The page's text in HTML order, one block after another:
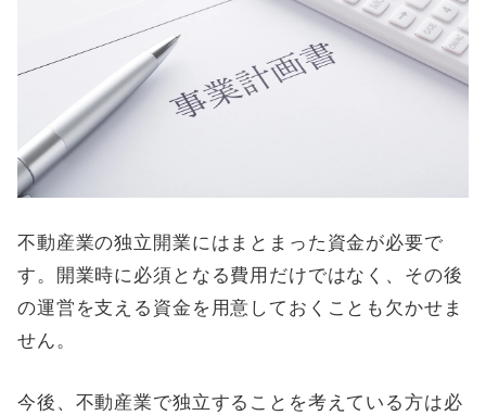
不動産業の独立開業にはまとまった資金が必要で
す。開業時に必須となる費用だけではなく、その後
の運営を支える資金を用意しておくことも欠かせま
せん。
今後、不動産業で独立することを考えている方は必